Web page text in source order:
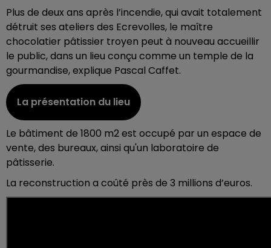
Plus de deux ans après l’incendie, qui avait totalement
détruit ses ateliers des Ecrevolles, le maître
chocolatier pâtissier troyen peut à nouveau accueillir
le public, dans un lieu conçu comme un temple de la
gourmandise, explique Pascal Caffet.
La présentation du lieu
Le bâtiment de 1800 m2 est occupé par un espace de
vente, des bureaux, ainsi qu'un laboratoire de
pâtisserie.
La reconstruction a coûté près de 3 millions d’euros.